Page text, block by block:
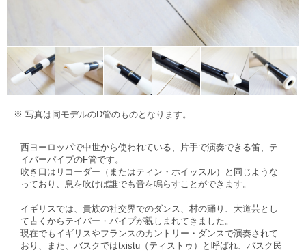
※ 写真は同モデルのD管のものとなります。
西ヨーロッパで中世から使われている、片手で演奏できる笛、テ
イバーパイプのF管です。
吹き口はリコーダー（またはティン・ホイッスル）と同じような
っており、息を吹けば誰でも音を鳴らすことができます。
イギリスでは、貴族の社交界でのダンス、村の踊り、大道芸とし
て古くからテイバー・パイプが親しまれてきました。
現在でもイギリスやフランスのカントリー・ダンスで演奏されて
おり、また、バスクではtxistu（ティストゥ）と呼ばれ、バスク民